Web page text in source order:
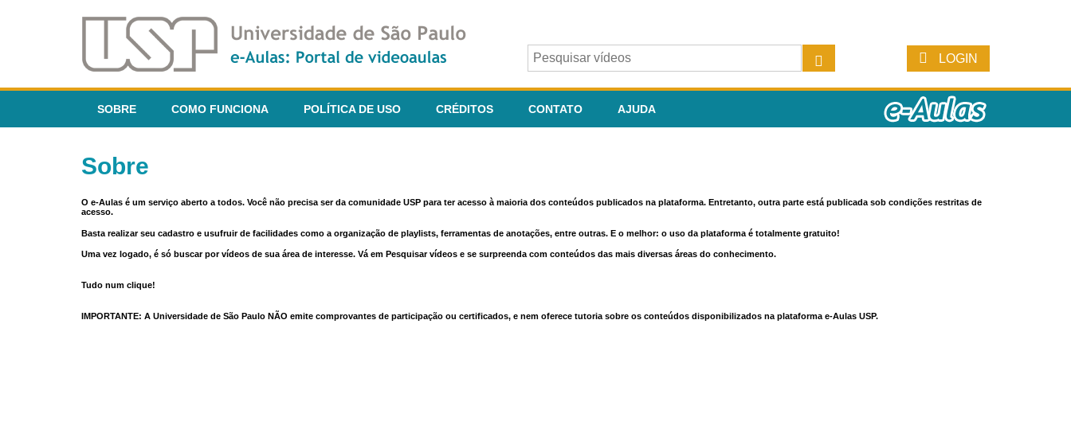
LOGIN
SOBRE COMO FUNCIONA POLÍTICA DE USO CRÉDITOS CONTATO AJUDA
Sobre
O e-Aulas é um serviço aberto a todos. Você não precisa ser da comunidade USP para ter acesso à maioria dos conteúdos publicados na plataforma. Entretanto, outra parte está publicada sob condições restritas de
acesso.
Basta realizar seu cadastro e usufruir de facilidades como a organização de playlists, ferramentas de anotações, entre outras. E o melhor: o uso da plataforma é totalmente gratuito!
Uma vez logado, é só buscar por vídeos de sua área de interesse. Vá em Pesquisar vídeos e se surpreenda com conteúdos das mais diversas áreas do conhecimento.
Tudo num clique!
IMPORTANTE: A Universidade de São Paulo NÃO emite comprovantes de participação ou certificados, e nem oferece tutoria sobre os conteúdos disponibilizados na plataforma e-Aulas USP.